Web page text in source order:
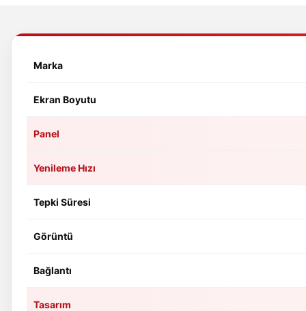
Marka
Ekran Boyutu
Panel
Yenileme Hızı
Tepki Süresi
Görüntü
Bağlantı
Tasarım